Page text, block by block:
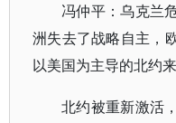
冯仲平：乌克兰
洲失去了战略自主，
以美国为主导的北约
北约被重新激活